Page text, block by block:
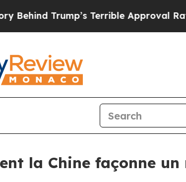
Trump’s Terrible Approval Rating
la Chine façonne un